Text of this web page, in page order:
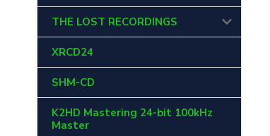
THE LOST RECORDINGS
XRCD24
SHM-CD
K2HD Mastering 24-bit 100kHz
Master